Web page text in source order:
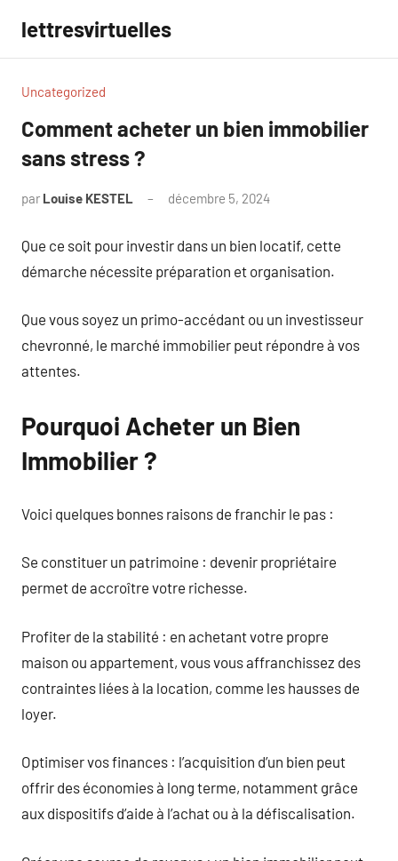
contenu
lettresvirtuelles
Uncategorized
Comment acheter un bien immobilier
sans stress ?
par Louise KESTEL décembre 5, 2024
Que ce soit pour investir dans un bien locatif, cette
démarche nécessite préparation et organisation.
Que vous soyez un primo-accédant ou un investisseur
chevronné, le marché immobilier peut répondre à vos
attentes.
Pourquoi Acheter un Bien
Immobilier ?
Voici quelques bonnes raisons de franchir le pas :
Se constituer un patrimoine : devenir propriétaire
permet de accroître votre richesse.
Profiter de la stabilité : en achetant votre propre
maison ou appartement, vous vous affranchissez des
contraintes liées à la location, comme les hausses de
loyer.
Optimiser vos finances : l’acquisition d’un bien peut
offrir des économies à long terme, notamment grâce
aux dispositifs d’aide à l’achat ou à la défiscalisation.